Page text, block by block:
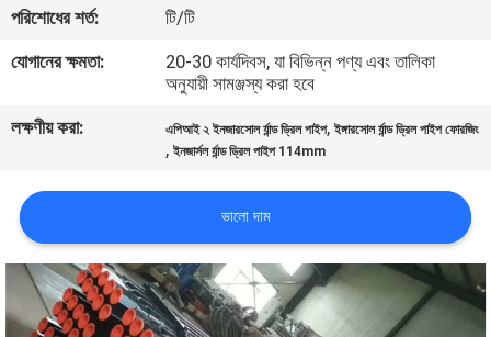
আমাদের
সাথে
করুন
খবর
সব
ক্ষেত্রেই
পরিশোধের শর্ত:
টি/টি
যোগানের ক্ষমতা:
20-30 কার্যদিবস, যা বিভিন্ন পণ্য এবং তালিকা
অনুযায়ী সামঞ্জস্য করা হবে
লক্ষণীয় করা:
এপিআই ২ ইনজারসোল র্যান্ড ড্রিল পাইপ,ইঙ্গারসোল র্যান্ড ড্রিল পাইপ ফোরজিং
,ইনজার্সল র্যান্ড ড্রিল পাইপ 114mm
ভালো দাম